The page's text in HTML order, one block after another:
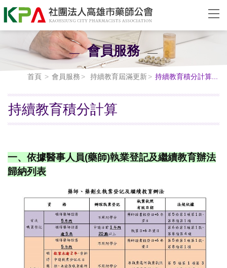
會員服務
首頁 會員服務 持續教育屆滿更新 持續教育積分計算...
持續教育積分計算
一、依據醫事人員(藥師)執業登記及繼續教育辦法
歸納列表